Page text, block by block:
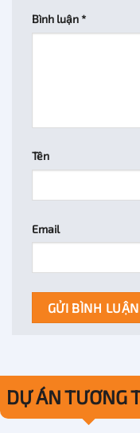
Bình luận *
Tên
Email
DỰ ÁN TƯƠNG